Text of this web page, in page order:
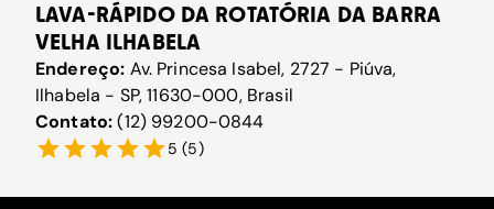
LAVA-RÁPIDO DA ROTATÓRIA DA BARRA
VELHA ILHABELA
Endereço: Av. Princesa Isabel, 2727 - Piúva,
Ilhabela - SP, 11630-000, Brasil
Contato:(12) 99200-0844
5 (5)